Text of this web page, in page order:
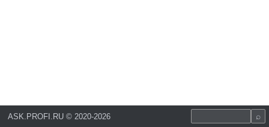
ASK.PROFI.RU © 2020-2026